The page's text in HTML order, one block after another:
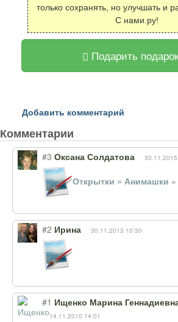
только сохранять, но улучшать и
С нами.ру!
Подарить
Добавить комментарий
Комментарии
#3 Оксана Солдатова
Открытки » Анимашки »
#2 Ирина 30.11.2013 10:30
#1 Ищенко Марина
14.11.2010 14:01